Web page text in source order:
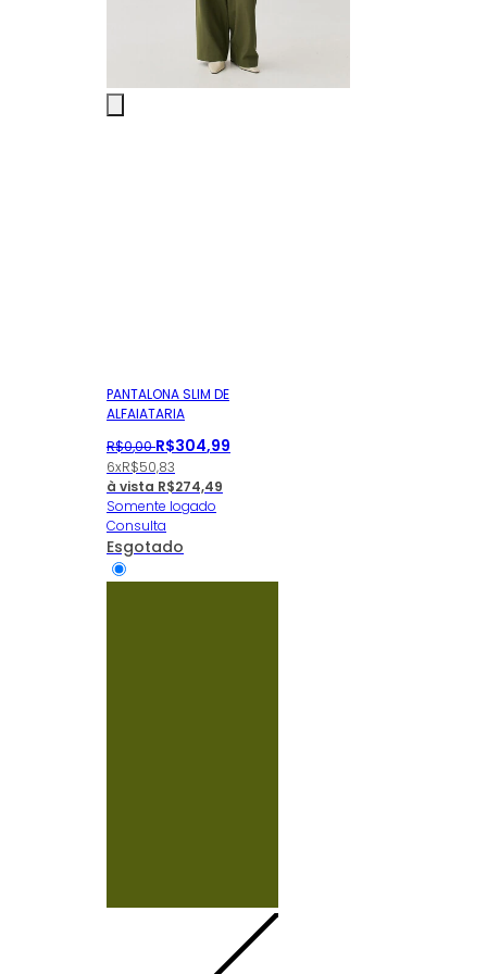
PANTALONA SLIM DE
ALFAIATARIA
R$0,00 R$304,99
6xR$50,83
à vista R$274,49
Somente logado
Consulta
Esgotado